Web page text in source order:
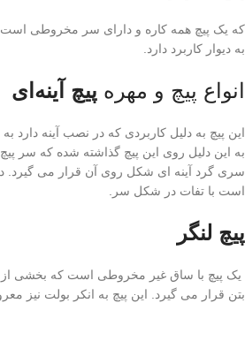
که یک پیچ همه کاره و دارای سر مخروطی
به دیوار کاربرد دارد.
انواع پیچ و مهره پیچ آینه‌ای
این پیچ به دلیل کاربردی که در نصب آینه دارد
به این دلیل روی این پیچ گذاشته شده که سر
سری گرد آینه ای شکل روی آن قرار می گیرد.
است با تفات در شکل سر.
پیچ لنگر
یک پیچ با ساق غیر مخروطی است که بخشی از
بتن قرار می گیرد. این پیچ به انکر بولت نیز